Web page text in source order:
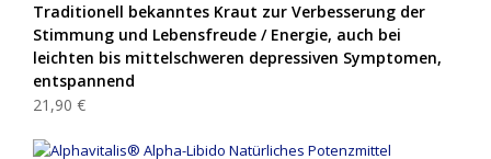
Traditionell bekanntes Kraut zur Verbesserung der
Stimmung und Lebensfreude / Energie, auch bei
leichten bis mittelschweren depressiven Symptomen,
entspannend
21,90 €